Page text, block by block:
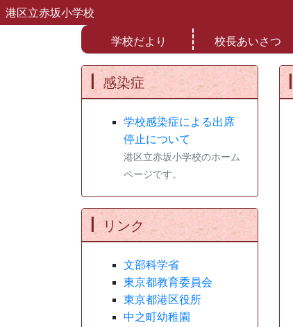
港区立赤坂小学校
学校だより 校長あいさつ
感染症
学校感染症による出席
停止について
港区立赤坂小学校のホーム
ページです。
リンク
文部科学省
東京都教育委員会
東京都港区役所
中之町幼稚園